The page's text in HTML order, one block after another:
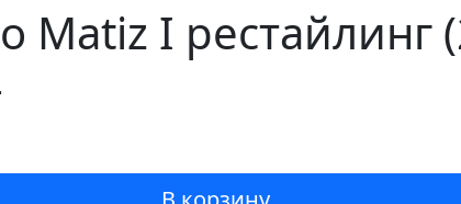
Matiz I рестайлинг